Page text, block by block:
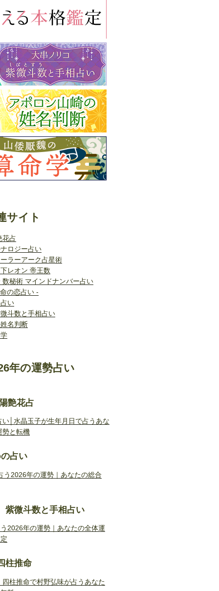
サイト
花占
ロジー占い
ラーアーク占星術
レオン 帝王数
秘術 マインドナンバー占い
の恋占い -
い
斗数と手相占い
名判断
年の運勢占い
艶花占
│水晶玉子が生年月日で占うあな
勢と転機
占い
う2026年の運勢｜あなたの総合
微斗数と手相占い
2026年の運勢｜あなたの全体運
柱推命
柱推命で村野弘味が占うあなた